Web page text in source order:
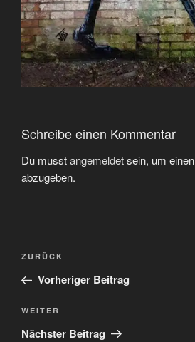
Schreibe einen Kommentar
Du musstangemeldetsein, um
abzugeben.
Beitragsnavigation
Vorheriger
Beitrag
ZURÜCK
Vorheriger Beitrag
Nächster
Beitrag
WEITER
Nächster Beitrag